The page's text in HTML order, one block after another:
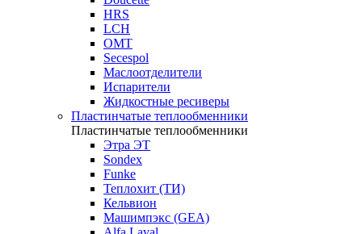
HRS
LCH
OMT
Secespol
Маслоотделители
Испарители
Жидкостные ресиверы
Пластинчатые теплообменники
Пластинчатые теплообменники
Этра ЭТ
Sondex
Funke
Теплохит (ТИ)
Кельвион
Машимпэкс (GEA)